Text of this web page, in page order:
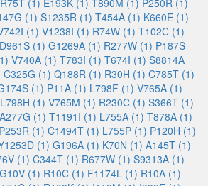
R75T (1) E193K (1) T890M (1) P250R (1)
(1) S1235R (1) T454A (1) K660E (1)
(1) V1238I (1) R74W (1) T102C (1)
D961S (1) G1269A (1) R277W (1) P187S
V740A (1) T783I (1) T674I (1) S8814A
C325G (1) Q188R (1) R30H (1) C785T (1)
(1) P11A (1) L798F (1) V765A (1)
L798H (1) V765M (1) R230C (1) S366T (1)
A277G (1) T1191I (1) L755A (1) T878A (1)
P253R (1) C1494T (1) L755P (1) P120H (1)
(1) G196A (1) K70N (1) A145T (1)
(1) C344T (1) R677W (1) S9313A (1)
G10V (1) R10C (1) F1174L (1) R10A (1)